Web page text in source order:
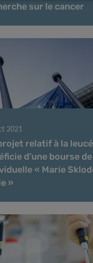
sur le cancer
2021
relatif à la
d’une bourse
« Marie
»